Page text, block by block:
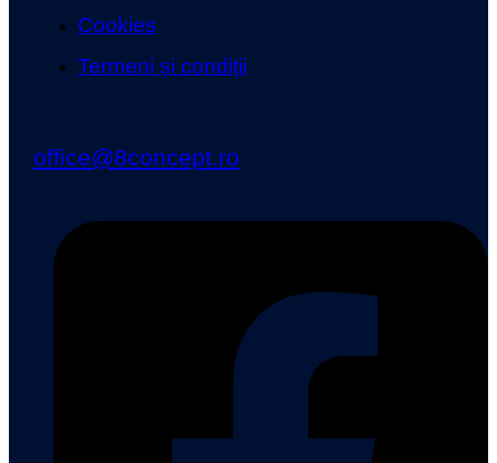
Cookies
Termeni și condiții
office@8concept.ro